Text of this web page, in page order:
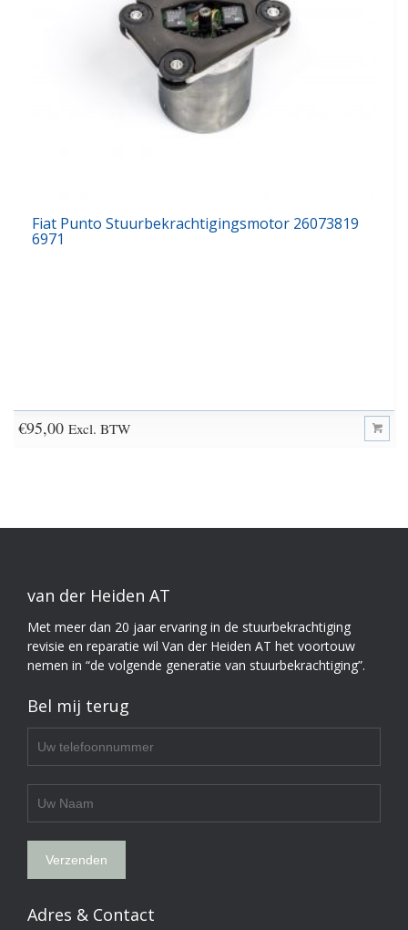
Fiat Punto Stuurbekrachtigingsmotor 26073819
6971
€95,00 Excl. BTW
van der Heiden AT
Met meer dan 20 jaar ervaring in de stuurbekrachtiging
revisie en reparatie wil Van der Heiden AT het voortouw
nemen in “de volgende generatie van stuurbekrachtiging”.
Bel mij terug
Adres & Contact